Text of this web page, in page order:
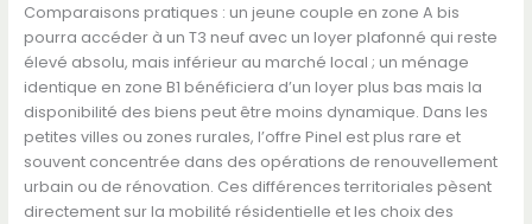
Comparaisons pratiques : un jeune couple en zone A bis
pourra accéder à un T3 neuf avec un loyer plafonné qui reste
élevé absolu, mais inférieur au marché local ; un ménage
identique en zone B1 bénéficiera d’un loyer plus bas mais la
disponibilité des biens peut être moins dynamique. Dans les
petites villes ou zones rurales, l’offre Pinel est plus rare et
souvent concentrée dans des opérations de renouvellement
urbain ou de rénovation. Ces différences territoriales pèsent
directement sur la mobilité résidentielle et les choix des